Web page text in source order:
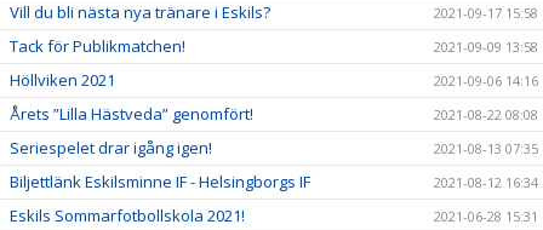
Vill du bli nästa nya tränare i Eskils? 2021-09-17 15:58
Tack för Publikmatchen! 2021-09-09 13:58
Höllviken 2021 2021-09-06 14:16
Årets ”Lilla Hästveda” genomfört! 2021-08-22 08:08
Seriespelet drar igång igen! 2021-08-13 07:35
Biljettlänk Eskilsminne IF - Helsingborgs IF 2021-08-12 16:34
Eskils Sommarfotbollskola 2021! 2021-06-28 15:31